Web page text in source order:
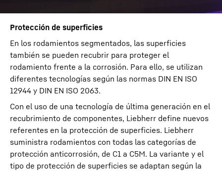
Protección de superficies
En los rodamientos segmentados, las superficies
también se pueden recubrir para proteger el
rodamiento frente a la corrosión. Para ello, se utilizan
diferentes tecnologías según las normas DIN EN ISO
12944 y DIN EN ISO 2063.
Con el uso de una tecnología de última generación en el
recubrimiento de componentes, Liebherr define nuevos
referentes en la protección de superficies. Liebherr
suministra rodamientos con todas las categorías de
protección anticorrosión, de C1 a C5M. La variante y el
tipo de protección de superficies se adaptan según la